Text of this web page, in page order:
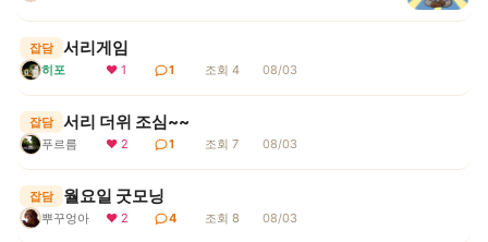
잡담 서리게임
히포 ❤ 1 1 조회 4 08/03
잡담 서리 더위 조심~~
푸르름 ❤ 2 1 조회 7 08/03
잡담 월요일 굿모닝
뿌꾸엉아 ❤ 2 4 조회 8 08/03